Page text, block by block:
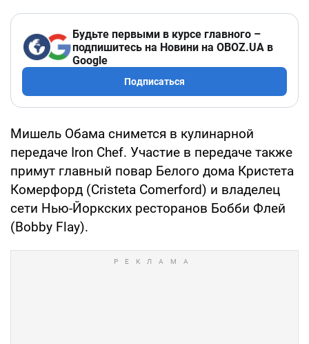
Будьте первыми в курсе главного –
подпишитесь на Новини на OBOZ.UA в
Google
Подписаться
Мишель Обама снимется в кулинарной
передаче Iron Chef. Участие в передаче также
примут главный повар Белого дома Кристета
Комерфорд (Cristeta Comerford) и владелец
сети Нью-Йоркских ресторанов Бобби Флей
(Bobby Flay).